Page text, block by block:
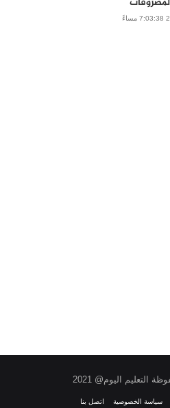
اليوم@ 2021
سياسة الخصوصية اتصل بنا